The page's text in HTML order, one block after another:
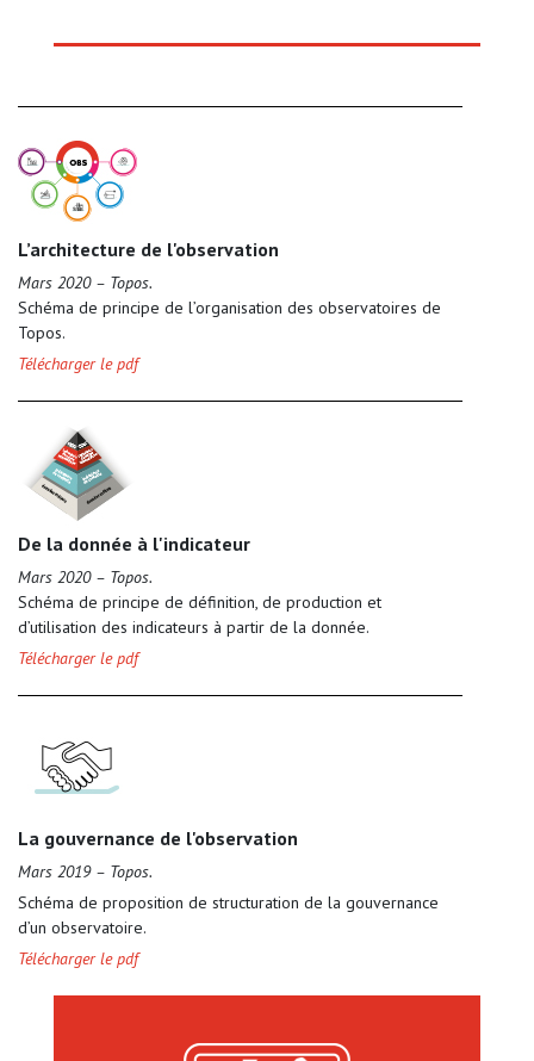
L’architecture de l'observation
Mars 2020 – Topos.
Schéma de principe de l’organisation des observatoires de
Topos.
Télécharger le pdf
De la donnée à l'indicateur
Mars 2020 – Topos.
Schéma de principe de définition, de production et
d’utilisation des indicateurs à partir de la donnée.
Télécharger le pdf
La gouvernance de l'observation
Mars 2019 – Topos.
Schéma de proposition de structuration de la gouvernance
d’un observatoire.
Télécharger le pdf